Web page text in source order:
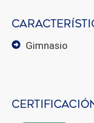
gimnasio